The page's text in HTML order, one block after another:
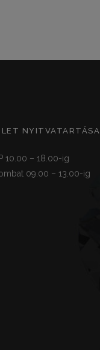
NYITVATARTÁSA
10.00 – 18.00-ig
09.00 – 13.00-ig